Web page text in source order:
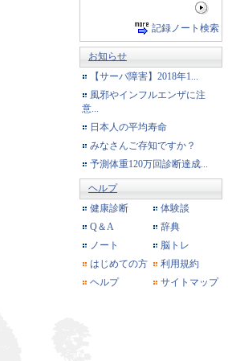
記録ノート検索
お知らせ
【サーバ障害】2018年1...
風邪やインフルエンザに注
意...
日本人の平均寿命
みなさんご存知ですか？
予測体重120万回診断達成...
ヘルプ
健康診断
体験談
Q＆A
辞典
ノート
脳トレ
はじめての方
利用規約
ヘルプ
サイトマップ